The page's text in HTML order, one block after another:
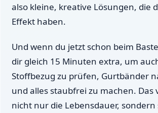
also kleine, kreative Lösungen, die
Effekt haben.
Und wenn du jetzt schon beim
dir gleich 15 Minuten extra, um
Stoffbezug zu prüfen, Gurtbänder
und alles staubfrei zu machen. Das
nicht nur die Lebensdauer,